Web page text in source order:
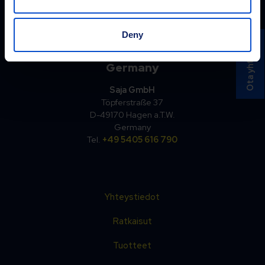
Deny
Estonia
+372 6596 410
Germany
Saja GmbH
Töpferstraße 37
D-49170 Hagen a.T.W.
Germany
Tel. +49 5405 616 790
Yhteystiedot
Ratkaisut
Tuotteet
Ota yhteyttä